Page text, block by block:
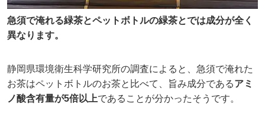
急須で淹れる緑茶とペットボトルの緑茶とでは成分が全く
異なります。
静岡県環境衛生科学研究所の調査によると、急須で淹れた
お茶はペットボトルのお茶と比べて、旨み成分であるアミ
ノ酸含有量が5倍以上であることが分かったそうです。